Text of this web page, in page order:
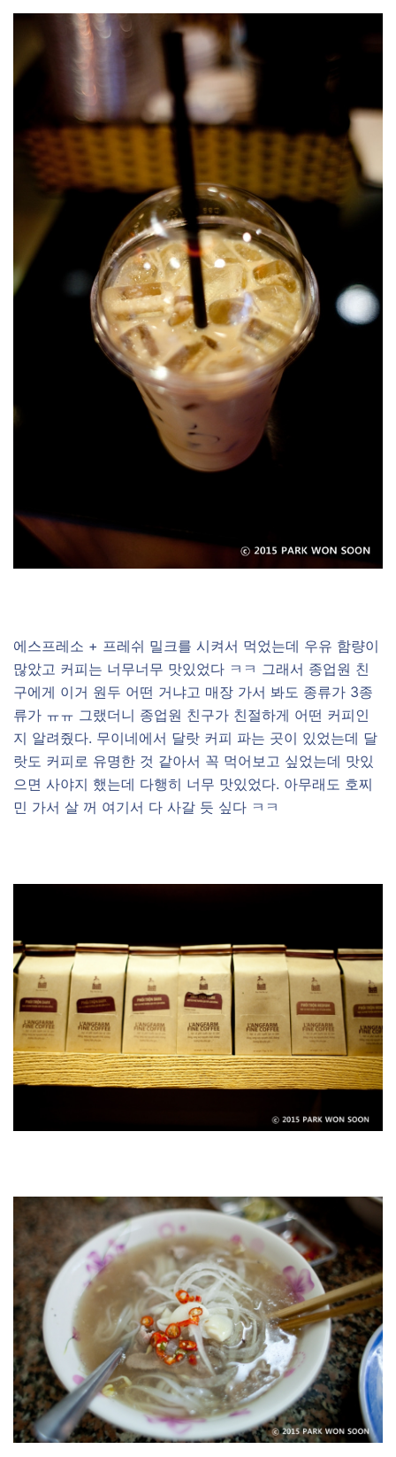
에스프레소 + 프레쉬 밀크를 시켜서 먹었는데 우유 함량이
많았고 커피는 너무너무 맛있었다 ㅋㅋ 그래서 종업원 친
구에게 이거 원두 어떤 거냐고 매장 가서 봐도 종류가 3종
류가 ㅠㅠ 그랬더니 종업원 친구가 친절하게 어떤 커피인
지 알려줬다. 무이네에서 달랏 커피 파는 곳이 있었는데 달
랏도 커피로 유명한 것 같아서 꼭 먹어보고 싶었는데 맛있
으면 사야지 했는데 다행히 너무 맛있었다. 아무래도 호찌
민 가서 살 꺼 여기서 다 사갈 듯 싶다 ㅋㅋ